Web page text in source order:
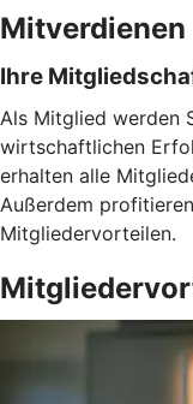
Mitverdienen
Ihre
Als Mitglied werden
wirtschaftlichen
erhalten alle
Außerdem
Mitgliedervorteilen.